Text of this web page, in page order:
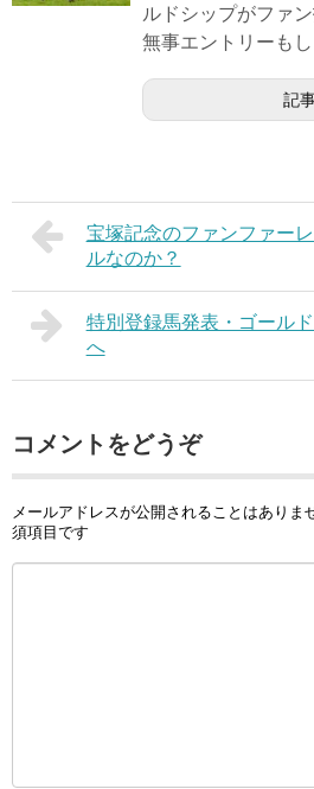
ルドシップがファ
無事エントリーも
記
宝塚記念のファンファー
ルなのか？
特別登録馬発表・ゴール
へ
コメントをどうぞ
メールアドレスが公開されることはありま
須項目です